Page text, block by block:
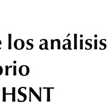
los análisis
HSNT